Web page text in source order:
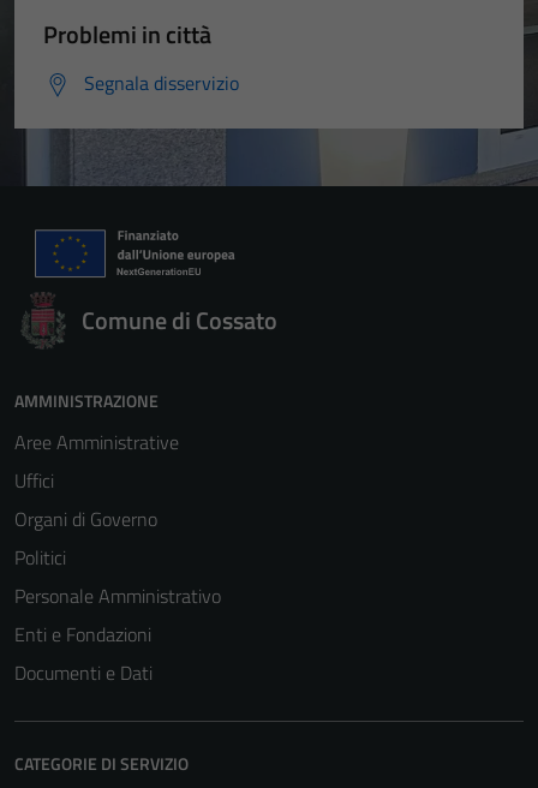
Problemi in città
Segnala disservizio
Comune di Cossato
AMMINISTRAZIONE
Aree Amministrative
Uffici
Organi di Governo
Politici
Personale Amministrativo
Enti e Fondazioni
Documenti e Dati
CATEGORIE DI SERVIZIO